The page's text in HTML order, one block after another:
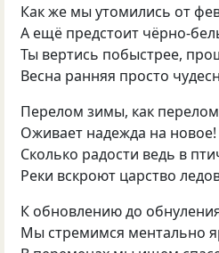
Как же мы утомились от
А ещё предстоит чёрно-
Ты вертись побыстрее,
Весна ранняя просто
Перелом зимы, как
Оживает надежда на новое!
Сколько радости ведь в
Реки вскроют царство
К обновлению до
Мы стремимся ментально